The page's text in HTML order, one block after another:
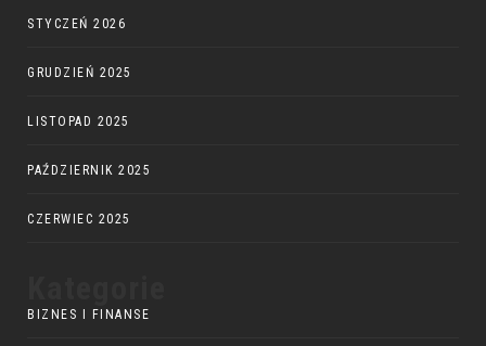
STYCZEŃ 2026
GRUDZIEŃ 2025
LISTOPAD 2025
PAŹDZIERNIK 2025
CZERWIEC 2025
BIZNES I FINANSE